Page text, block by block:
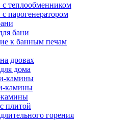
теплообменником
парогенератором
бани
к банным печам
дровах
дома
камины
камины
камины
плитой
горения